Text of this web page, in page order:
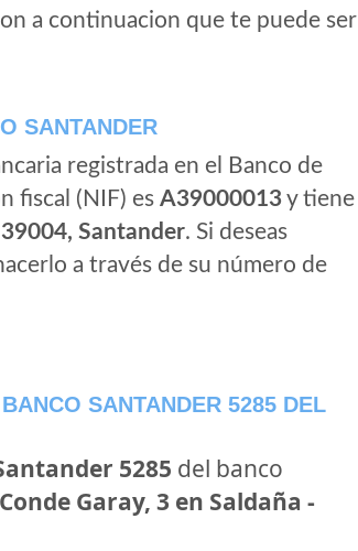
a continuacion que te puede ser
SANTANDER
registrada en el Banco de
fiscal (NIF) es A39000013y tiene
Santander. Si deseas
a través de su número de
SANTANDER 5285 DEL
5285 del banco
Conde Garay, 3 en Saldaña -